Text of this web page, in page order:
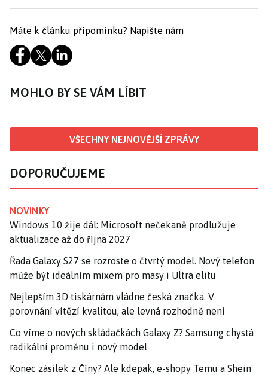
Máte k článku připomínku? Napište nám
MOHLO BY SE VÁM LÍBIT
VŠECHNY NEJNOVĚJŠÍ ZPRÁVY
DOPORUČUJEME
NOVINKY
Windows 10 žije dál: Microsoft nečekaně prodlužuje
aktualizace až do října 2027
Řada Galaxy S27 se rozroste o čtvrtý model. Nový telefon
může být ideálním mixem pro masy i Ultra elitu
Nejlepším 3D tiskárnám vládne česká značka. V
porovnání vítězí kvalitou, ale levná rozhodně není
Co víme o nových skládačkách Galaxy Z? Samsung chystá
radikální proměnu i nový model
Konec zásilek z Číny? Ale kdepak, e-shopy Temu a Shein